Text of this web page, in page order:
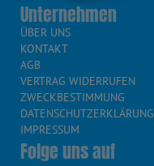
Unternehmen
ÜBER UNS
KONTAKT
AGB
VERTRAG WIDERRUFEN
ZWECKBESTIMMUNG
DATENSCHUTZERKLÄRUNG
IMPRESSUM
Folge uns auf